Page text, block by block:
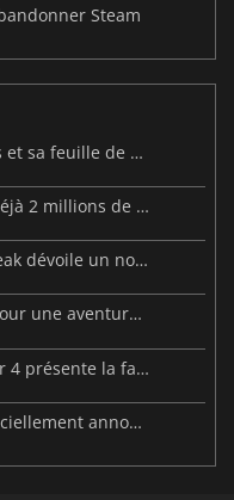
Steam
MARVEL Tōkon dévoile ses débuts et sa feuille de route
Resident Evil: Veronica dépasse déjà 2 millions de wishlists
Beast of Reincarnation : Game Freak dévoile un nouveau pari
Big Walk est disponible : partez pour une aventure entre amis
Warhammer 40 000 : Dawn of War 4 présente la faction des Nécrons
Le DLC Nioh 3 : Hell Rising est officiellement annoncé